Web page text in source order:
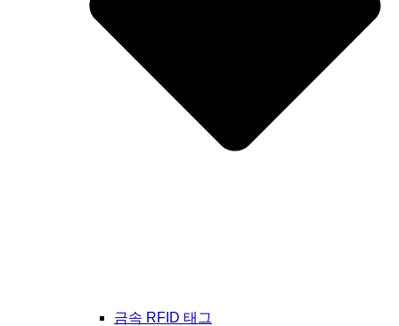
금속 RFID 태그